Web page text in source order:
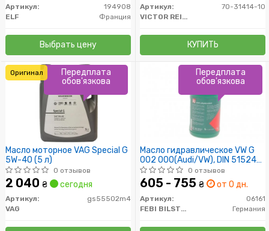
Артикул:
194908
ELF
Франция
Выбрать цену
Артикул:
70-31414-10
VICTOR REINZ
КУПИТЬ
Масло моторное VAG Special G
5W-40 (5 л)
0 отзывов
2 040 ₴ сегодня
Артикул:
gs55502m4
VAG
Передплата
обов'язкова
Оригинал
Масло гидравлическое VW G
002 000(Audi/VW), DIN 51524
T2, ISO 7
0 отзывов
605 - 755 ₴ от 0 дн.
Артикул:
06161
FEBI BILSTEIN
Германия
Передплата
обов'язкова